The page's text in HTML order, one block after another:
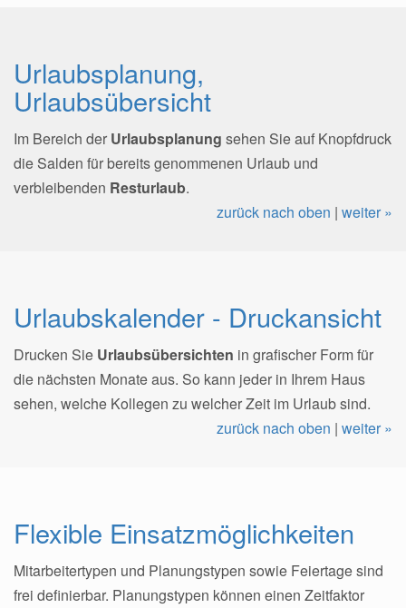
Urlaubsplanung,
Urlaubsübersicht
Im Bereich der Urlaubsplanung sehen Sie auf Knopfdruck
die Salden für bereits genommenen Urlaub und
verbleibenden Resturlaub.
zurück nach oben | weiter »
Urlaubskalender - Druckansicht
Drucken Sie Urlaubsübersichten in grafischer Form für
die nächsten Monate aus. So kann jeder in Ihrem Haus
sehen, welche Kollegen zu welcher Zeit im Urlaub sind.
zurück nach oben | weiter »
Flexible Einsatzmöglichkeiten
Mitarbeitertypen und Planungstypen sowie Feiertage sind
frei definierbar. Planungstypen können einen Zeitfaktor